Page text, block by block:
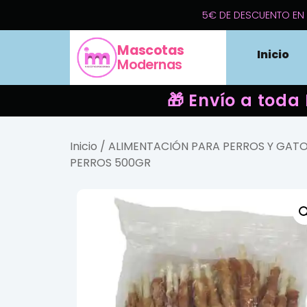
5€ DE DESCUENTO EN
Mascotas
Modernas
Inicio
🎁 Envío a
Inicio / ALIMENTACIÓN PARA PERROS Y
PERROS 500GR